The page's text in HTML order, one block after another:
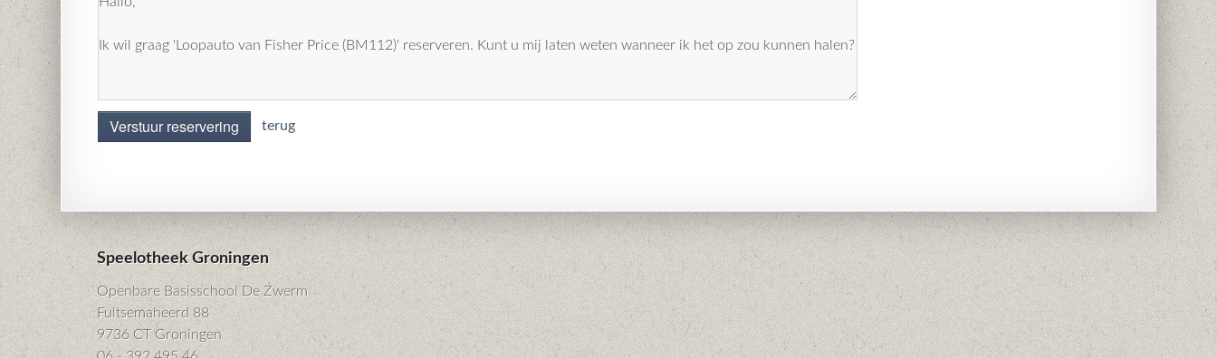
Verstuur reservering terug
Speelotheek Groningen
Openbare Basisschool De Zwerm
Fultsemaheerd 88
9736 CT Groningen